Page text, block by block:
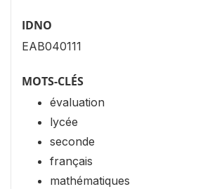
IDNO
EAB040111
MOTS-CLÉS
évaluation
lycée
seconde
français
mathématiques